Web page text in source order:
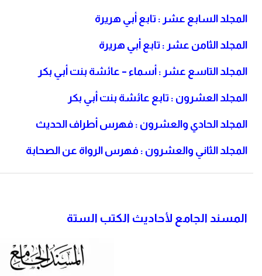
المجلد السابع عشر : تابع أبي هريرة
المجلد الثامن عشر : تابع أبي هريرة
المجلد التاسع عشر : أسماء – عائشة بنت أبي بكر
المجلد العشرون : تابع عائشة بنت أبي بكر
المجلد الحادي والعشرون : فهرس أطراف الحديث
المجلد الثاني والعشرون : فهرس الرواة عن الصحابة
المسند الجامع لأحاديث الكتب الستة